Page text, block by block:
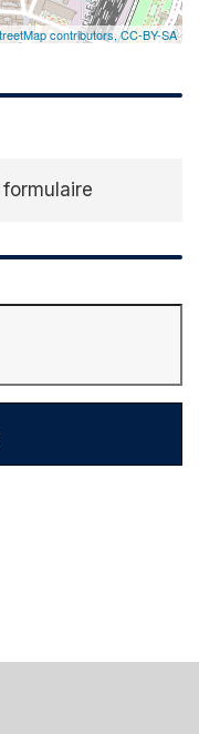
contributors,CC-BY-SA